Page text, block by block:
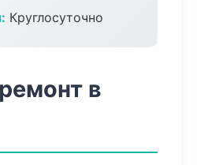
Круглосуточно
в